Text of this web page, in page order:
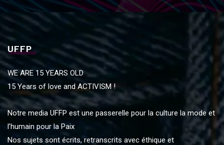
UFFP
WE ARE 15 YEARS OLD
15 Years of love and ACTIVISM !
Notre media UFFP est une passerelle pour la culture la mode et
l’humain pour la Paix
Nos sujets sont écrits, retranscrits avec éthique et